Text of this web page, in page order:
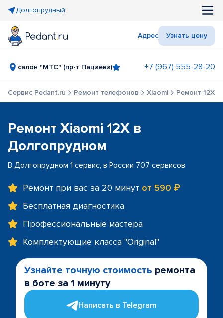
Долгопрудный
Адрес Узнать цену
салон "МТС" (пр-т Пацаева) +7 (967) 555-28-20
Сервис Pedant.ru Ремонт телефонов Xiaomi Ремонт 12X
Ремонт Xiaomi 12X в
Долгопрудном
В Долгопрудном 1 сервис, в России 707 сервисов
Ремонт при вас за 20 минут от 590 ₽
Бесплатная диагностика
Профессиональные мастера
Комплектующие класса "Original"
Узнайте точную стоимость ремонта
в боте за 1 минуту
Написать в Telegram